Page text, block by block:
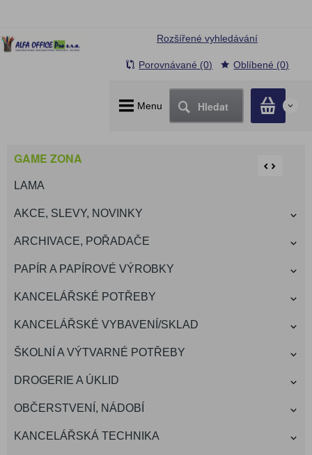
Menu Hledat 0
Rozšířené vyhledávání
Porovnávané (0) Oblíbené (0)
GAME ZONA
LAMA
AKCE, SLEVY, NOVINKY
ARCHIVACE, POŘADAČE
PAPÍR A PAPÍROVÉ VÝROBKY
KANCELÁŘSKÉ POTŘEBY
KANCELÁŘSKÉ VYBAVENÍ/SKLAD
ŠKOLNÍ A VÝTVARNÉ POTŘEBY
DROGERIE A ÚKLID
OBČERSTVENÍ, NÁDOBÍ
KANCELÁŘSKÁ TECHNIKA